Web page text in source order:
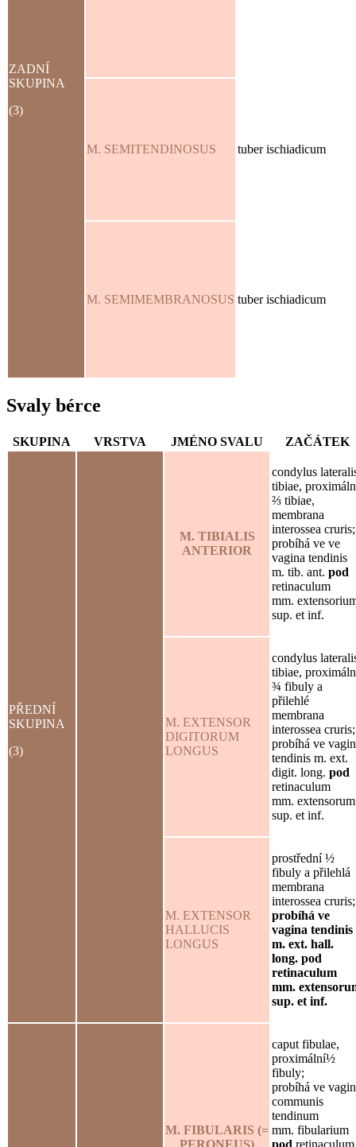
ZADNÍ
SKUPINA
(3)
M. SEMITENDINOSUS tuber ischiadicum
M. SEMIMEMBRANOSUS tuber ischiadicum
Svaly bérce
SKUPINA VRSTVA JMÉNO SVALU ZAČÁTEK
PŘEDNÍ
SKUPINA
(3)
M. TIBIALIS
ANTERIOR
condylus
tibiae,
⅔ tibiae,
membrana
interossea cruris;
probíhá ve ve
vagina tendinis
m. tib. ant. pod
retinaculum
mm.
sup. et inf.
M. EXTENSOR
DIGITORUM
LONGUS
condylus
tibiae,
¾ fibuly a
přilehlé
membrana
interossea cruris;
probíhá ve
tendinis m. ext.
digit. long. pod
retinaculum
mm. extensorum
sup. et inf.
M. EXTENSOR
HALLUCIS
LONGUS
prostřední ½
fibuly a přilehlá
membrana
interossea cruris;
probíhá ve
vagina tendinis
m. ext. hall.
long. pod
retinaculum
mm.
sup. et inf.
M. FIBULARIS (=
caput fibulae,
proximální½
fibuly;
probíhá ve
communis
tendinum
mm. fibularium